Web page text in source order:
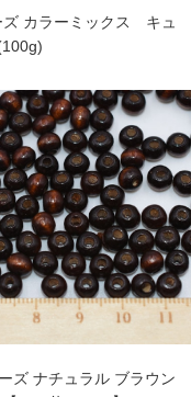
ズ カラーミックス キュ
ズ ナチュラル ブラウン